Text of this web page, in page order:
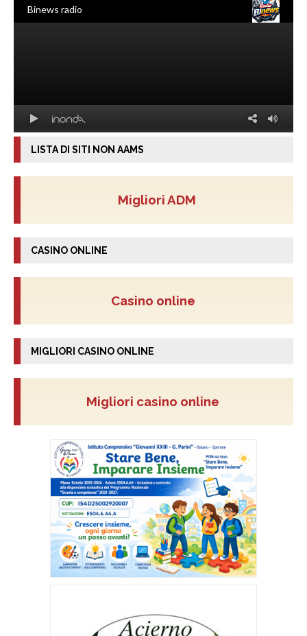
LISTA DI SITI NON AAMS
Migliori ADM
CASINO ONLINE
Casino online
MIGLIORI CASINO ONLINE
Migliori casino online